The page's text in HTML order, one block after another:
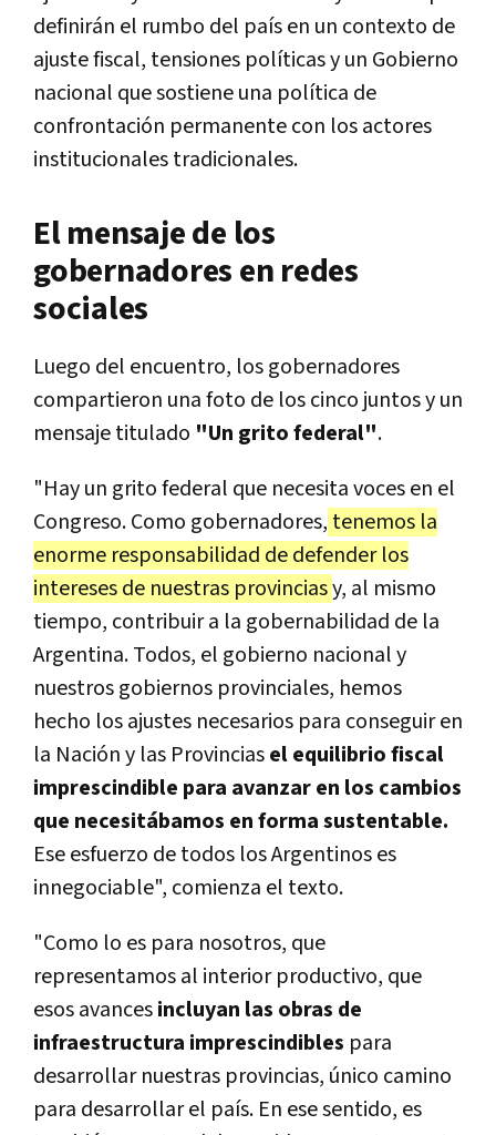
definirán el rumbo del país en un contexto de
ajuste fiscal, tensiones políticas y un Gobierno
nacional que sostiene una política de
confrontación permanente con los actores
institucionales tradicionales.
El mensaje de los
gobernadores en redes
sociales
Luego del encuentro, los gobernadores
compartieron una foto de los cinco juntos y un
mensaje titulado "Un grito federal".
"Hay un grito federal que necesita voces en el
Congreso. Como gobernadores, tenemos la
enorme responsabilidad de defender los
intereses de nuestras provinciasy, al mismo
tiempo, contribuir a la gobernabilidad de la
Argentina. Todos, el gobierno nacional y
nuestros gobiernos provinciales, hemos
hecho los ajustes necesarios para conseguir en
la Nación y las Provinciasel equilibrio fiscal
imprescindible para avanzar en los cambios
que necesitábamos en forma sustentable.
Ese esfuerzo de todos los Argentinos es
innegociable", comienza el texto.
"Como lo es para nosotros, que
representamos al interior productivo, que
esos avancesincluyan las obras de
infraestructura imprescindibles para
desarrollar nuestras provincias, único camino
para desarrollar el país. En ese sentido, es